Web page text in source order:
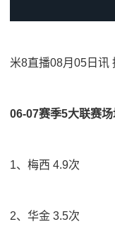
米8直播08月05日讯
06-07赛季5大联赛
1、梅西 4.9次
2、华金 3.5次